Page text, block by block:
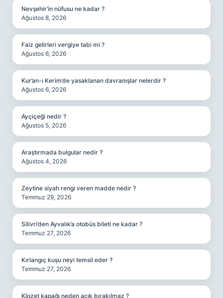
Nevşehir’in nüfusu ne kadar ?
Ağustos 8, 2026
Faiz gelirleri vergiye tabi mi ?
Ağustos 6, 2026
Kur’an-ı Kerim’de yasaklanan davranışlar nelerdir ?
Ağustos 6, 2026
Ayçiçeği nedir ?
Ağustos 5, 2026
Araştırmada bulgular nedir ?
Ağustos 4, 2026
Zeytine siyah rengi veren madde nedir ?
Temmuz 29, 2026
Silivri’den Ayvalık’a otobüs bileti ne kadar ?
Temmuz 27, 2026
Kırlangıç kuşu neyi temsil eder ?
Temmuz 27, 2026
Klozet kapağı neden açık bırakılmaz ?